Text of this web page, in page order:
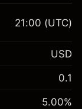
$1,000.00
%
(-$4.31)
$1,000.00
21:00 (UTC)
USD
0.1
5.00%